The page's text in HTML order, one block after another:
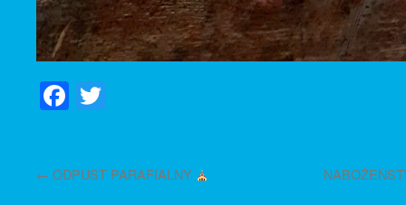
Facebook
← ODPUST PARAFIALNY